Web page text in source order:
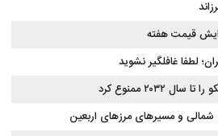
قیمت هفته
لطفا غافلگیر نشوید
ممنوع کرد
شمالی و مسیرهای مرزهای اربعین